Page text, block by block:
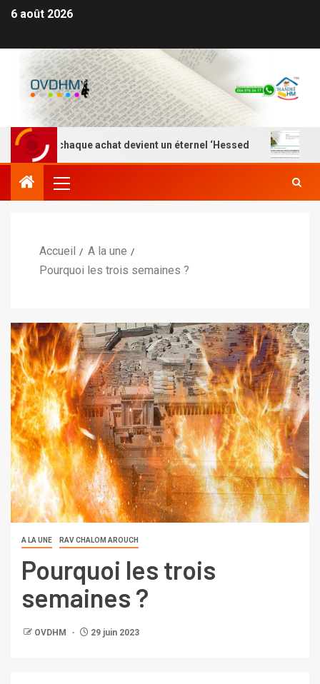
6 août 2026
où chaque achat devient un éternel ‘Hessed Nefesh
Accueil
A la une
Pourquoi les trois semaines ?
A LA UNE RAV CHALOM AROUCH
Pourquoi les trois
semaines ?
OVDHM 29 juin 2023